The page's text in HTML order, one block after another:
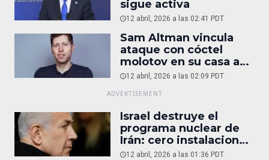
sigue activa
12 abril, 2026 a las 02:41 PDT
Sam Altman vincula
ataque con cóctel
molotov en su casa a
reportaje
12 abril, 2026 a las 02:09 PDT
Israel destruye el
programa nuclear de
Irán: cero instalaciones
operativas
12 abril, 2026 a las 01:36 PDT